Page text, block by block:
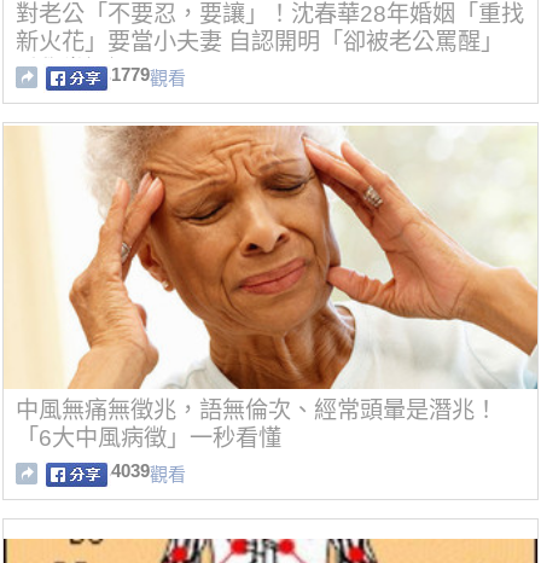
對老公「不要忍，要讓」！沈春華28年婚姻「重找
新火花」要當小夫妻 自認開明「卻被老公罵醒」
重學當媽媽1779觀看
中風無痛無徵兆，語無倫次、經常頭暈是潛兆！
「6大中風病徵」一秒看懂
4039觀看